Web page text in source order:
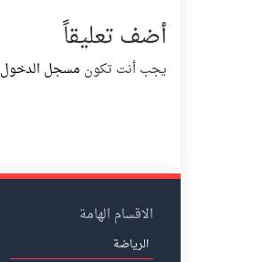
أضف تعليقاً
يجب أنت تكون مسجل الدخول
الاقسام الهامة
الرياضة